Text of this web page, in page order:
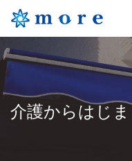
介護からはじ